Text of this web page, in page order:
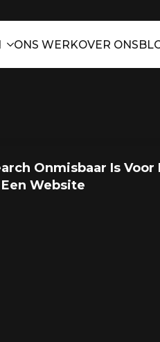
ONS WERKOVER ONS